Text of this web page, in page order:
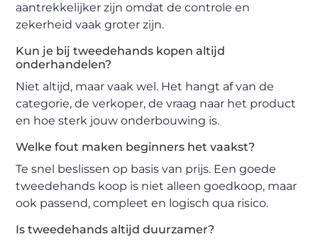
aantrekkelijker zijn omdat de controle en
zekerheid vaak groter zijn.
Kun je bij tweedehands kopen altijd
onderhandelen?
Niet altijd, maar vaak wel. Het hangt af van de
categorie, de verkoper, de vraag naar het product
en hoe sterk jouw onderbouwing is.
Welke fout maken beginners het vaakst?
Te snel beslissen op basis van prijs. Een goede
tweedehands koop is niet alleen goedkoop, maar
ook passend, compleet en logisch qua risico.
Is tweedehands altijd duurzamer?